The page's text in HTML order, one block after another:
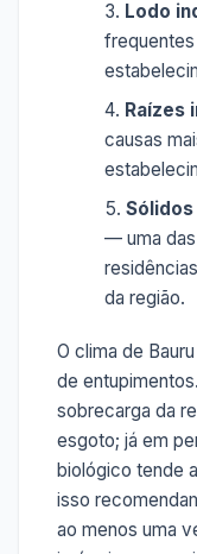
Lodo
Raízes
causas
— uma
da região.
O clima de
de
sobrecarga da
esgoto; já em
biológico tende
isso
ao menos uma